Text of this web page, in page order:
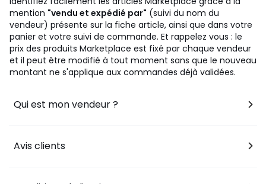
mention "vendu et expédié par" (suivi du nom du
vendeur) présente sur la fiche article, ainsi que dans votre
panier et votre suivi de commande. Et rappelez vous : le
prix des produits Marketplace est fixé par chaque vendeur
et il peut être modifié à tout moment sans que le nouveau
montant ne s'applique aux commandes déjà validées.
Qui est mon vendeur ?
Avis clients